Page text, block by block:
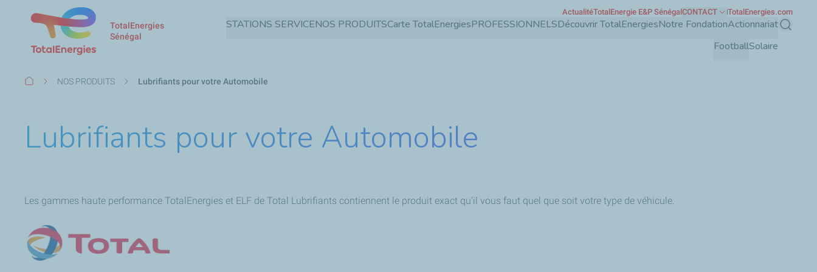
Aller
TotalEnergies
Sénégal
STATIONS SERVICENOS PRODUITSCarte TotalEnergiesPROFESSIONNELSDécouvrir TotalEnergiesNotre FondationActionnariat
FootballSolaire
ActualitéTotalEnergie E&P SénégalCONTACT TotalEnergies.com
Fil
NOS PRODUITS Lubrifiants pour votre Automobile
Lubrifiants pour votre Automobile
Les gammes haute performance TotalEnergies et ELF de Total Lubrifiants contiennent le produit exact qu'il vous faut quel que soit votre type de véhicule.